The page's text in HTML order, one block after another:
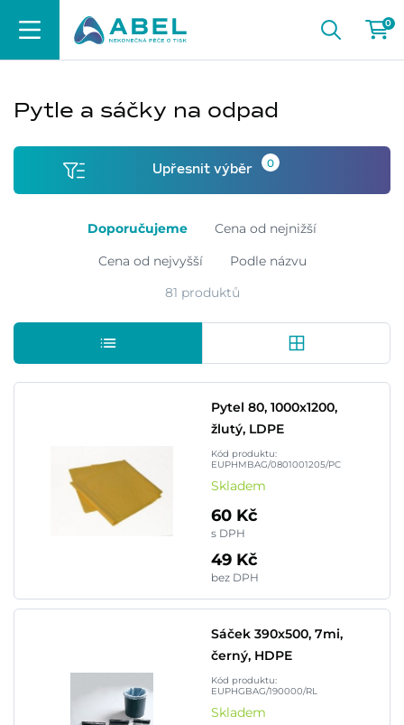
0
Pytle a sáčky na odpad
Upřesnit výběr 0
Doporučujeme
Cena od nejnižší
Cena od nejvyšší
Podle názvu
81 produktů
Pytel 80, 1000x1200,
žlutý, LDPE
Kód produktu:
EUPHMBAG/0801001205/PC
Skladem
60 Kč
s DPH
49 Kč
bez DPH
Sáček 390x500, 7mi,
černý, HDPE
Kód produktu:
EUPHGBAG/190000/RL
Skladem